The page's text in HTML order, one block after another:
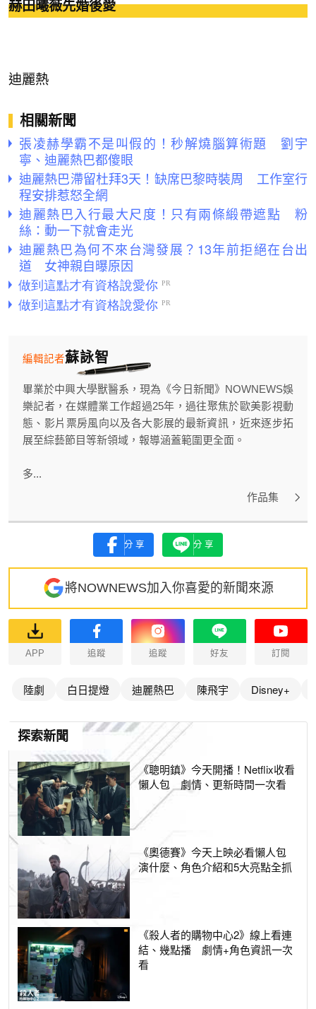
赫田曦薇先婚後愛
迪麗熱
相關新聞
張凌赫學霸不是叫假的！秒解燒腦算術題 劉宇
寧、迪麗熱巴都傻眼
迪麗熱巴滯留杜拜3天！缺席巴黎時裝周 工作室行
程安排惹怒全網
迪麗熱巴入行最大尺度！只有兩條緞帶遮點 粉
絲：動一下就會走光
迪麗熱巴為何不來台灣發展？13年前拒絕在台出
道 女神親自曝原因
蘇詠智
編輯記者
畢業於中興大學獸醫系，現為《今日新聞》NOWNEWS娛
樂記者，在媒體業工作超過25年，過往聚焦於歐美影視動
態、影片票房風向以及各大影展的最新資訊，近來逐步拓
展至綜藝節目等新領域，報導涵蓋範圍更全面。
多...
作品集
分享 分享
將NOWNEWS加入你喜愛的新聞來源
APP 追蹤 追蹤 好友 訂閱
陸劇 白日提燈 迪麗熱巴 陳飛宇 Disney+
探索新聞
《聰明鎮》今天開播！Netflix收看
懶人包 劇情、更新時間一次看
《奧德賽》今天上映必看懶人包
演什麼、角色介紹和5大亮點全抓
《殺人者的購物中心2》線上看連
結、幾點播 劇情+角色資訊一次
看